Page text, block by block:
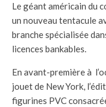
Le géant américain du
un nouveau tentacule
branche spécialisée
licences bankables.
En avant-première à
jouet de New York,
figurines PVC